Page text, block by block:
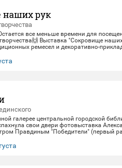
рук
все меньше времени для
Выставка "Сокровище
ремесел и декоративно-
выставку можно до 30 августа.
галерее центральной городской
свои двери фотовыставка
Правдиным "Победители" (первый
40 лет неустанной работы мастера, 40
40 лет благодарной памяти. На